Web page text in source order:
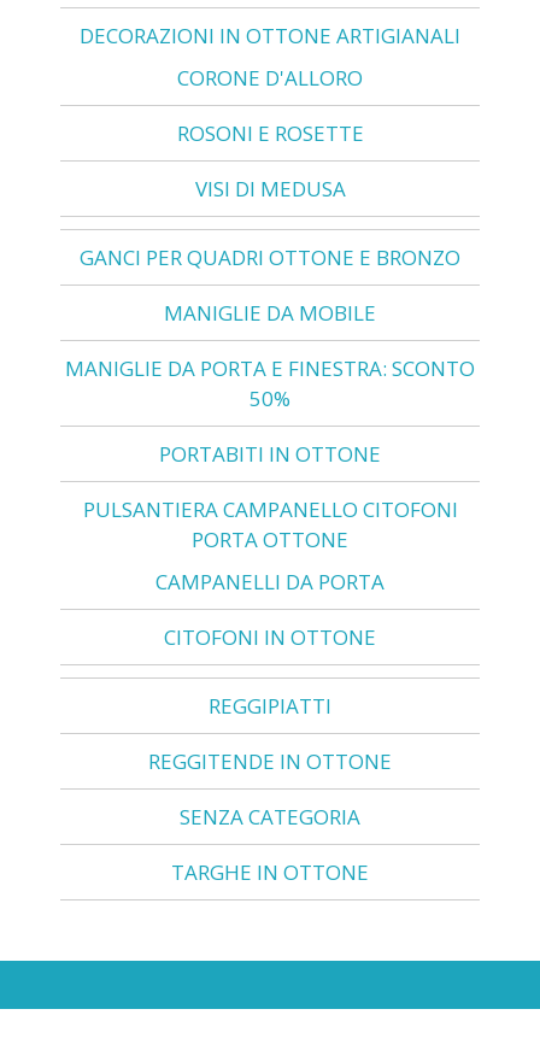
DECORAZIONI IN OTTONE ARTIGIANALI
CORONE D'ALLORO
ROSONI E ROSETTE
VISI DI MEDUSA
GANCI PER QUADRI OTTONE E BRONZO
MANIGLIE DA MOBILE
MANIGLIE DA PORTA E FINESTRA: SCONTO
50%
PORTABITI IN OTTONE
PULSANTIERA CAMPANELLO CITOFONI
PORTA OTTONE
CAMPANELLI DA PORTA
CITOFONI IN OTTONE
REGGIPIATTI
REGGITENDE IN OTTONE
SENZA CATEGORIA
TARGHE IN OTTONE